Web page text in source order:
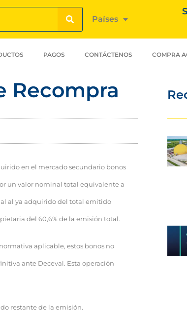
Países
PAGOS CONTÁCTENOS COMPRA
Recompra
en el mercado secundario bonos
un valor nominal total equivalente a
al ya adquirido del total emitido
del 60,6% de la emisión total.
aplicable, estos bonos no
ante Deceval. Esta operación
restante de la emisión.